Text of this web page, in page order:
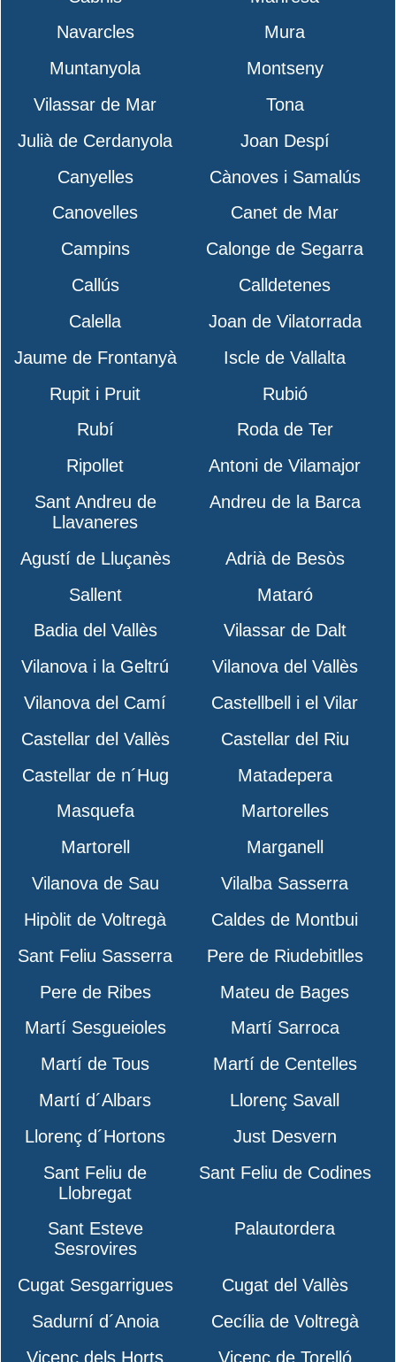
Navarcles
Mura
Muntanyola
Montseny
Vilassar de Mar
Tona
Julià de Cerdanyola
Joan Despí
Canyelles
Cànoves i Samalús
Canovelles
Canet de Mar
Campins
Calonge de Segarra
Callús
Calldetenes
Calella
Joan de Vilatorrada
Jaume de Frontanyà
Iscle de Vallalta
Rupit i Pruit
Rubió
Rubí
Roda de Ter
Ripollet
Antoni de Vilamajor
Sant Andreu de
Llavaneres
Andreu de la Barca
Agustí de Lluçanès
Adrià de Besòs
Sallent
Mataró
Badia del Vallès
Vilassar de Dalt
Vilanova i la Geltrú
Vilanova del Vallès
Vilanova del Camí
Castellbell i el Vilar
Castellar del Vallès
Castellar del Riu
Castellar de n´Hug
Matadepera
Masquefa
Martorelles
Martorell
Marganell
Vilanova de Sau
Vilalba Sasserra
Hipòlit de Voltregà
Caldes de Montbui
Sant Feliu Sasserra
Pere de Riudebitlles
Pere de Ribes
Mateu de Bages
Martí Sesgueioles
Martí Sarroca
Martí de Tous
Martí de Centelles
Martí d´Albars
Llorenç Savall
Llorenç d´Hortons
Just Desvern
Sant Feliu de
Llobregat
Sant Feliu de Codines
Sant Esteve
Sesrovires
Palautordera
Cugat Sesgarrigues
Cugat del Vallès
Sadurní d´Anoia
Cecília de Voltregà
Vicenç dels Horts
Vicenç de Torelló